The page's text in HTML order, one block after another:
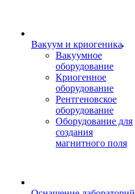
Вакуум и криогеника
Вакуумное
оборудование
Криогенное
оборудование
Рентгеновское
оборудование
Оборудование для
создания
магнитного поля